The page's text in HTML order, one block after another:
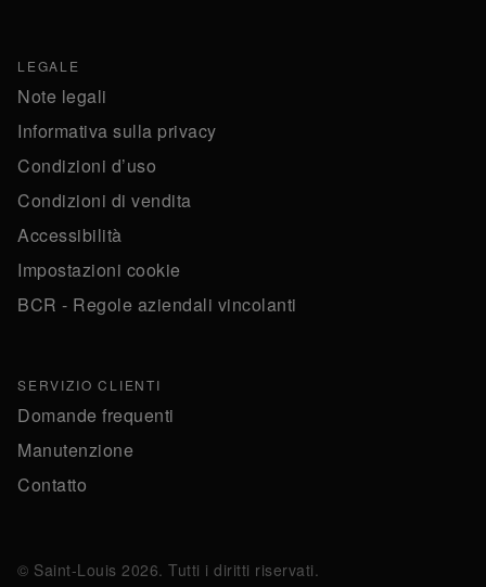
LEGALE
Note legali
Informativa sulla privacy
Condizioni d’uso
Condizioni di vendita
Accessibilità
Impostazioni cookie
BCR - Regole aziendali vincolanti
SERVIZIO CLIENTI
Domande frequenti
Manutenzione
Contatto
© Saint-Louis 2026. Tutti i diritti riservati.